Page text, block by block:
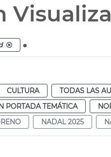
.
CULTURA TODAS LAS
PORTADA TEMÁTICA
NADAL 2025